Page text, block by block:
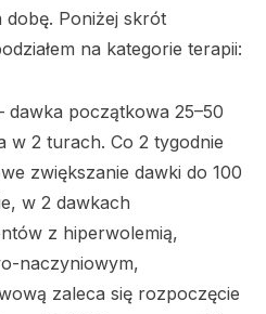
dobę. Poniżej skrót
na kategorie terapii:
dawka początkowa 25–50
w 2 turach. Co 2 tygodnie
zwiększanie dawki do 100
w 2 dawkach
z hiperwolemią,
naczyniowym,
zaleca się rozpoczęcie